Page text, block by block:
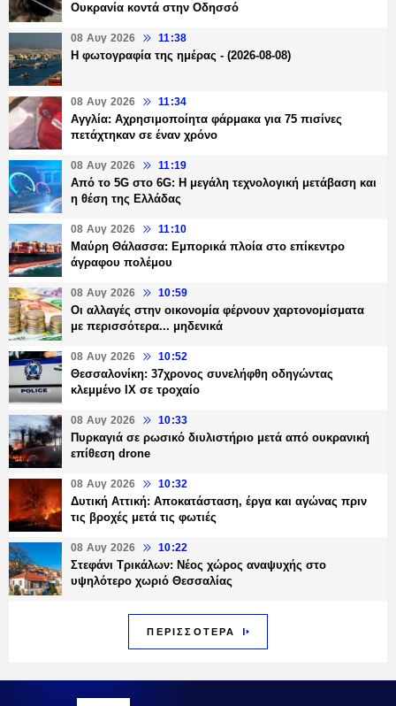
Ουκρανία κοντά στην Οδησσό
08 Αυγ 2026 11:38
Η φωτογραφία της ημέρας - (2026-08-08)
08 Αυγ 2026 11:34
Αγγλία: Αχρησιμοποίητα φάρμακα για 75 πισίνες
πετάχτηκαν σε έναν χρόνο
08 Αυγ 2026 11:19
Από το 5G στο 6G: Η μεγάλη τεχνολογική μετάβαση και
η θέση της Ελλάδας
08 Αυγ 2026 11:10
Μαύρη Θάλασσα: Εμπορικά πλοία στο επίκεντρο
άγραφου πολέμου
08 Αυγ 2026 10:59
Οι αλλαγές στην οικονομία φέρνουν χαρτονομίσματα
με περισσότερα... μηδενικά
08 Αυγ 2026 10:52
Θεσσαλονίκη: 37χρονος συνελήφθη οδηγώντας
κλεμμένο ΙΧ σε τροχαίο
08 Αυγ 2026 10:33
Πυρκαγιά σε ρωσικό διυλιστήριο μετά από ουκρανική
επίθεση drone
08 Αυγ 2026 10:32
Δυτική Αττική: Αποκατάσταση, έργα και αγώνας πριν
τις βροχές μετά τις φωτιές
08 Αυγ 2026 10:22
Στεφάνι Τρικάλων: Νέος χώρος αναψυχής στο
υψηλότερο χωριό Θεσσαλίας
ΠΕΡΙΣΣΟΤΕΡΑ